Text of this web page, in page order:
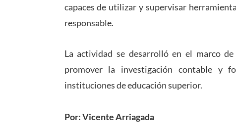
capaces de utilizar y supervisar
responsable.
La actividad se desarrolló en el marco
promover la investigación contable y
instituciones de educación superior.
Por: Vicente Arriagada